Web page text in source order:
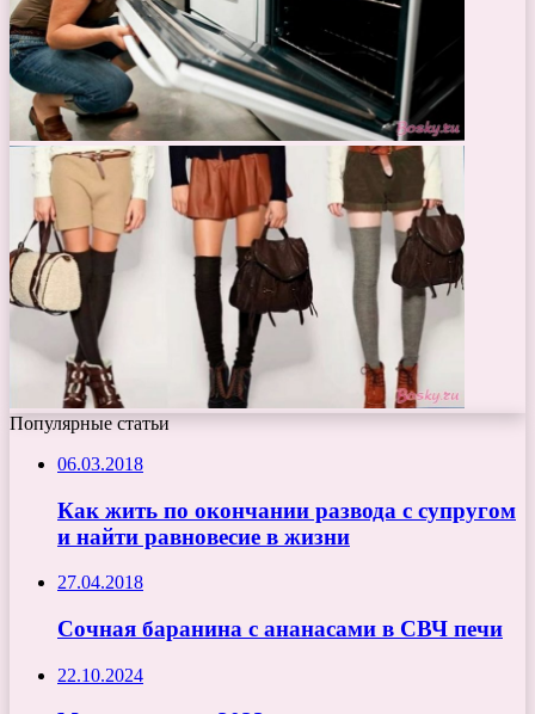
Популярные статьи
06.03.2018
Как жить по окончании развода с супругом
и найти равновесие в жизни
27.04.2018
Сочная баранина с ананасами в СВЧ печи
22.10.2024